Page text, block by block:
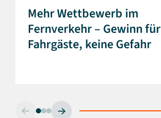
Mehr Wettbewerb im
Fernverkehr – Gewinn für
Fahrgäste, keine Gefahr